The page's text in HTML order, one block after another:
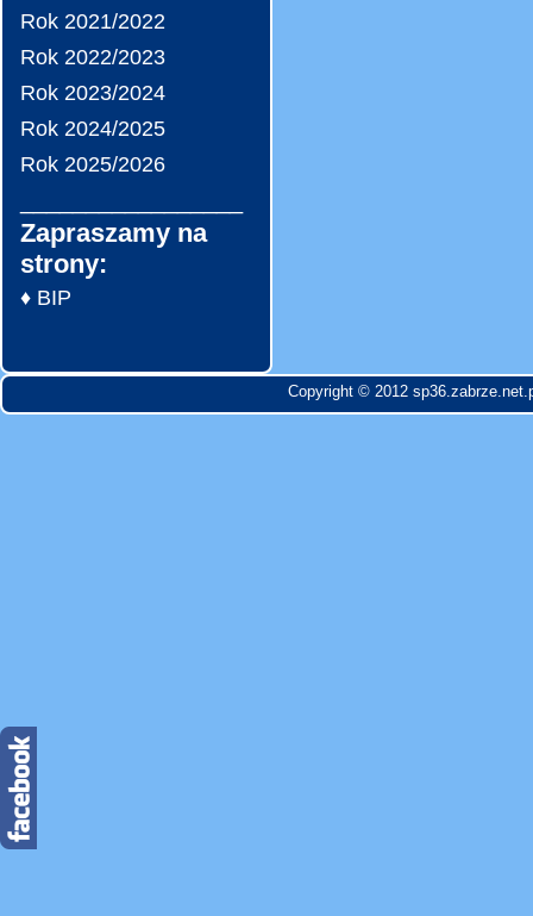
Rok 2021/2022
Rok 2022/2023
Rok 2023/2024
Rok 2024/2025
Rok 2025/2026
Zapraszamy na
strony:
♦ BIP
Copyright © 2012